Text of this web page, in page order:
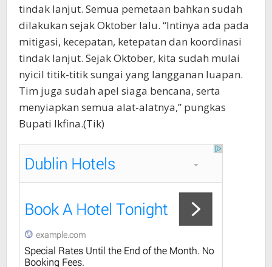
tindak lanjut. Semua pemetaan bahkan sudah
dilakukan sejak Oktober lalu. “Intinya ada pada
mitigasi, kecepatan, ketepatan dan koordinasi
tindak lanjut. Sejak Oktober, kita sudah mulai
nyicil titik-titik sungai yang langganan luapan.
Tim juga sudah apel siaga bencana, serta
menyiapkan semua alat-alatnya,” pungkas
Bupati Ikfina.(Tik)